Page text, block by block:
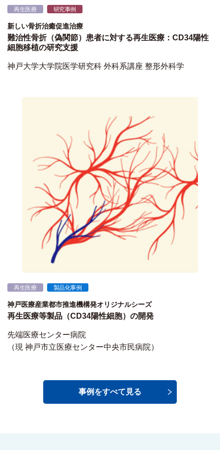
再生医療 研究事例
新しい骨折治癒促進治療
難治性骨折（偽関節）患者に対する再生医療：CD34陽性
細胞移植の研究支援
神戸大学大学院医学研究科 外科系講座 整形外科学
再生医療 製品化事例
神戸医療産業都市推進機構発オリジナルシーズ
再生医療等製品（CD34陽性細胞）の開発
先端医療センター病院
（現 神戸市立医療センター中央市民病院）
事例をすべて見る